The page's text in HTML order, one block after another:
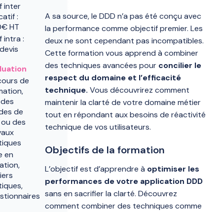
A sa source, le DDD n’a pas été conçu avec
la performance comme objectif premier. Les
deux ne sont cependant pas incompatibles.
Cette formation vous apprend à combiner
des techniques avancées pour concilier le
respect du domaine et l’efficacité
technique.Vous découvrirez comment
maintenir la clarté de votre domaine métier
tout en répondant aux besoins de réactivité
technique de vos utilisateurs.
Objectifs de la formation
L’objectif est d’apprendre à optimiser les
performances de votre application DDD
sans en sacrifier la clarté. Découvrez
comment combiner des techniques comme
inter
:
HT
intra :
de
de
des
en